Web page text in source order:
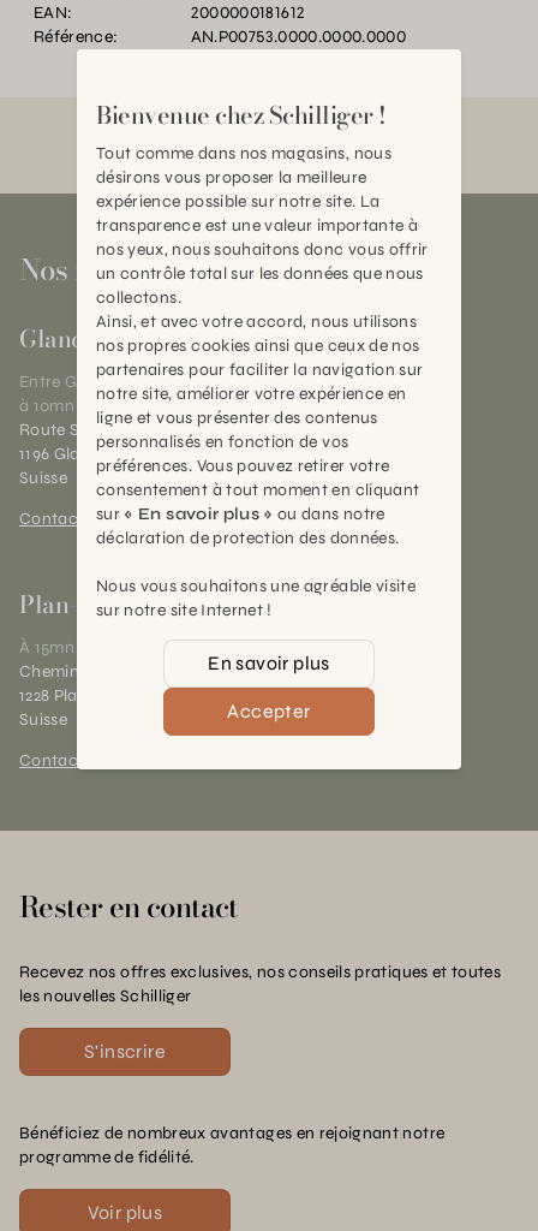
EAN:
2000000181612
Référence:
AN.P00753.0000.0000.0000
Nos magasins
Gland
Entre Genève et Lausanne,
à 10mn de Nyon
Route Suisse 40
1196 Gland (VD)
Suisse
Contact et horaires
Plan-les-Ouates
À 15mn du centre de Genève
Chemin des Charrotons 25
1228 Plan-les-Ouates (GE)
Suisse
Contact et horaires
Rester en contact
Recevez nos offres exclusives, nos conseils pratiques et toutes
les nouvelles Schilliger
S'inscrire
Bénéficiez de nombreux avantages en rejoignant notre
programme de fidélité.
Voir plus
Bienvenue chez Schilliger !
Tout comme dans nos magasins, nous
désirons vous proposer la meilleure
expérience possible sur notre site. La
transparence est une valeur importante à
nos yeux, nous souhaitons donc vous offrir
un contrôle total sur les données que nous
collectons.
Ainsi, et avec votre accord, nous utilisons
nos propres cookies ainsi que ceux de nos
partenaires pour faciliter la navigation sur
notre site, améliorer votre expérience en
ligne et vous présenter des contenus
personnalisés en fonction de vos
préférences. Vous pouvez retirer votre
consentement à tout moment en cliquant
sur « En savoir plus » ou dans notre
déclaration de protection des données.
Nous vous souhaitons une agréable visite
sur notre site Internet !
En savoir plus
Accepter